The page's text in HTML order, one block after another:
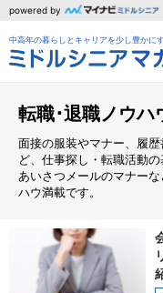
powered by
中高年の暮らしとキャリアを少し豊かに
転職･退職ノウハ
面接の服装やマナー、履
ど、仕事探し・転職活動
あいさつメールのマナー
ハウ満載です。